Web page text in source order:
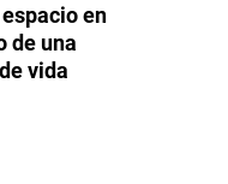
en
de una
vida